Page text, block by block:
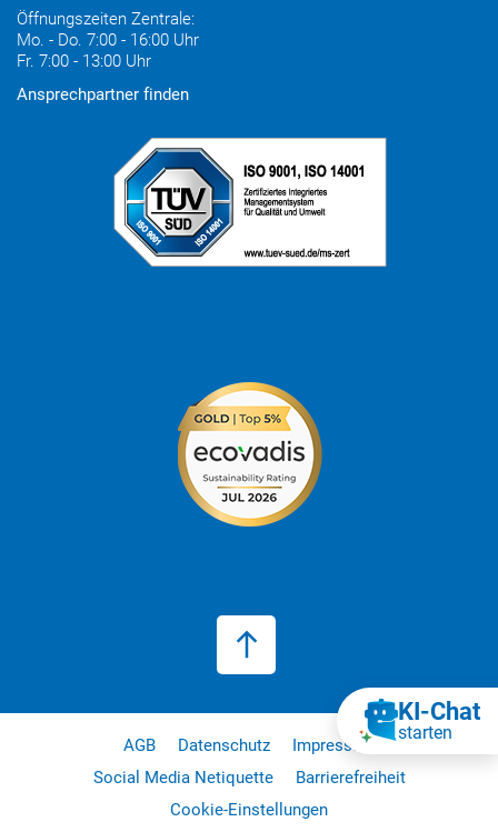
Öffnungszeiten Zentrale:
Mo. - Do. 7:00 - 16:00 Uhr
Fr. 7:00 - 13:00 Uhr
Ansprechpartner finden
AGB Datenschutz
Impressum
Social Media Netiquette
Barrierefreiheit
Cookie-Einstellungen
KI‑Chat
starten